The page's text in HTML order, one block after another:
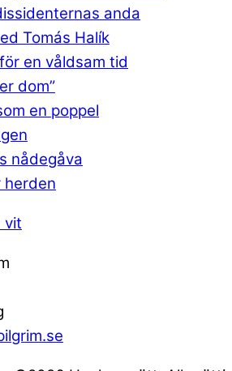
anda
Tomás Halík
en våldsam tid
dom”
en poppel
nådegåva
herden